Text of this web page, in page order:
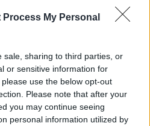
Process My Personal
sale, sharing to third parties, or
or sensitive information for
use the below opt-out
Please note that after your
you may continue seeing
personal information utilized by
την επανεκλογή Μέρκελ στην